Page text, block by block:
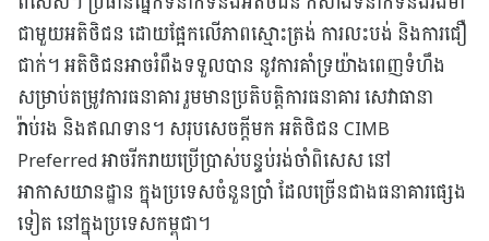
ជាមួយអតិថិជន ដោយផ្អែកលើភាពស្មោះត្រង់ ការលះបង់ និងការជឿ
ជាក់។ អតិថិជនអាចរំពឹងទទួលបាន នូវការគាំទ្រយ៉ាងពេញទំហឹង
សម្រាប់តម្រូវការធនាគារ រួមមានប្រតិបត្តិការធនាគារ សេវាធានា
រ៉ាប់រង និងឥណទាន។ សរុបសេចក្តីមក អតិថិជន CIMB
Preferred អាចរីករាយប្រើប្រាស់បន្ទប់រង់ចាំពិសេស នៅ
អាកាសយានដ្ឋាន ក្នុងប្រទេសចំនួនប្រាំ ដែលច្រើនជាងធនាគារផ្សេង
ទៀត នៅក្នុងប្រទេសកម្ពុជា។